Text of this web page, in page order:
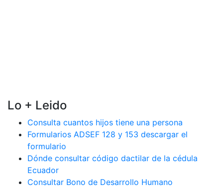
Lo + Leido
Consulta cuantos hijos tiene una persona
Formularios ADSEF 128 y 153 descargar el
formulario
Dónde consultar código dactilar de la cédula
Ecuador
Consultar Bono de Desarrollo Humano